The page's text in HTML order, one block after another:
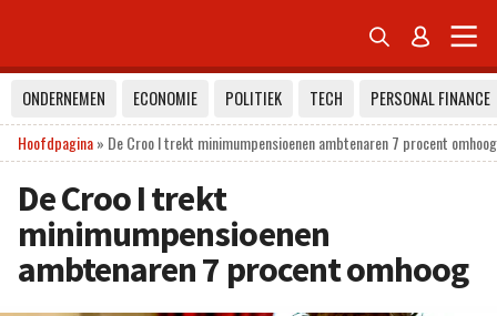
 
ONDERNEMEN ECONOMIE POLITIEK TECH
PERSONAL FINANCE
Hoofdpagina» De Croo I trekt minimumpensioenen ambtenaren 7 procent omhoog
De Croo I trekt
minimumpensioenen
ambtenaren 7 procent omhoog